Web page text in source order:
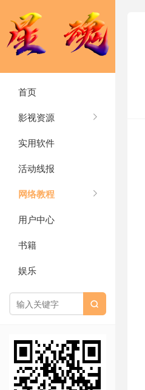
首页
影视资源
实用软件
活动线报
网络教程
用户中心
书籍
娱乐
